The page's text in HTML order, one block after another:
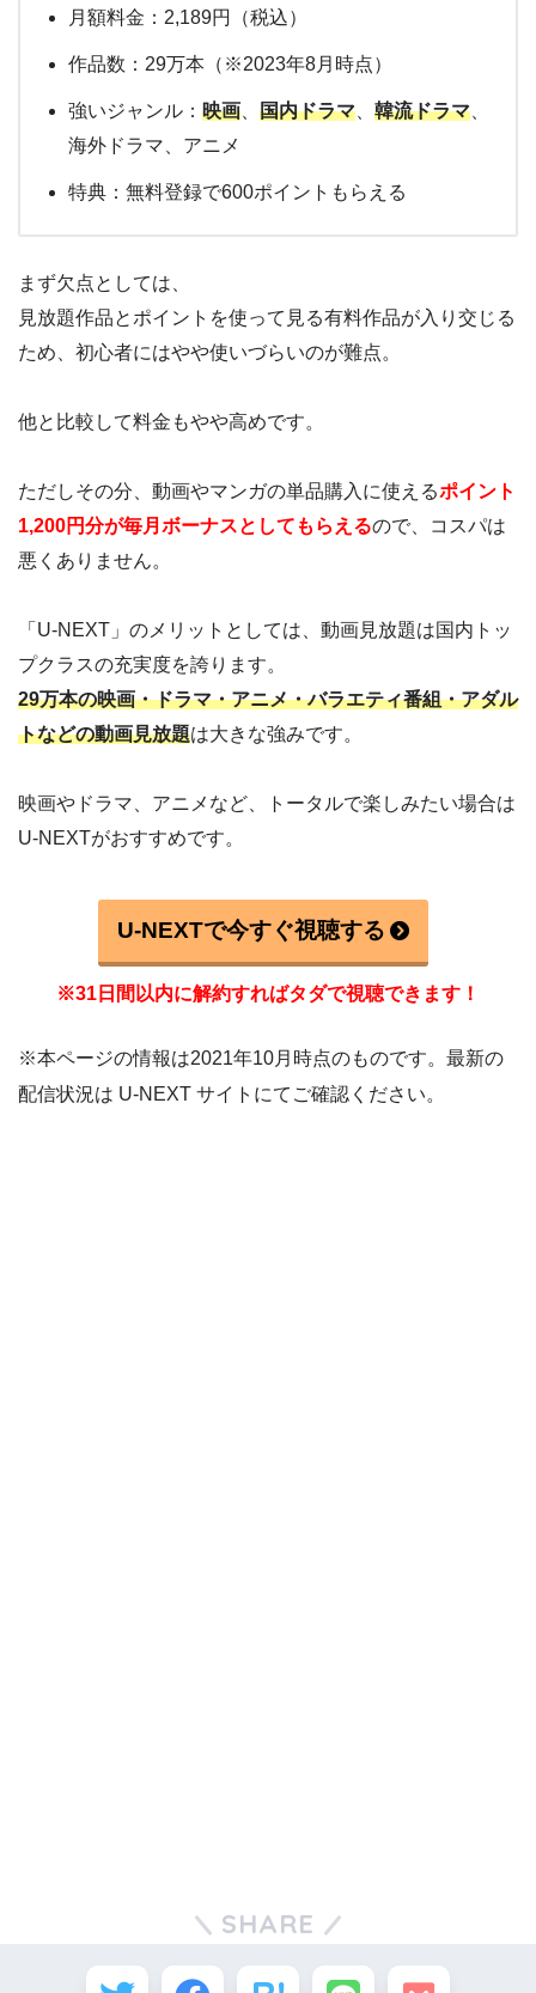
月額料金：2,189円（税込）
作品数：29万本（※2023年8月時点）
強いジャンル： 映画 国内ドラマ 韓流ドラマ
海外ドラマ、アニメ
特典：無料登録で600ポイントもらえる
まず欠点としては、
見放題作品とポイントを使って見る有料作品が入り交じる
ため、初心者にはやや使いづらいのが難点。
他と比較して料金もやや高めです。
ただしその分、動画やマンガの単品購入に使えるポイント
1,200円分が毎月ボーナスとしてもらえるので、コスパは
悪くありません。
「U-NEXT」のメリットとしては、動画見放題は国内トッ
プクラスの充実度を誇ります。
29万本の映画・ドラマ・アニメ・バラエティ番組・アダル
トなどの動画見放題は大きな強みです。
映画やドラマ、アニメなど、トータルで楽しみたい場合は
U-NEXTがおすすめです。
U-NEXTで今すぐ視聴する
※31日間以内に解約すればタダで視聴できます！
※本ページの情報は2021年10月時点のものです。最新の
配信状況は U-NEXT サイトにてご確認ください。
SHARE